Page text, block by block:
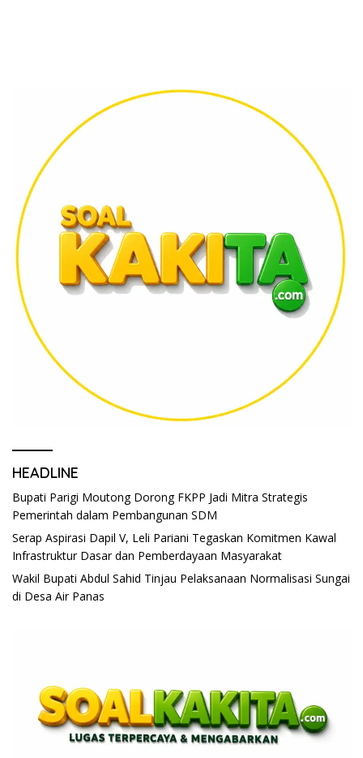
HEADLINE
Bupati Parigi Moutong Dorong FKPP Jadi Mitra Strategis
Pemerintah dalam Pembangunan SDM
Serap Aspirasi Dapil V, Leli Pariani Tegaskan Komitmen Kawal
Infrastruktur Dasar dan Pemberdayaan Masyarakat
Wakil Bupati Abdul Sahid Tinjau Pelaksanaan Normalisasi Sungai
di Desa Air Panas